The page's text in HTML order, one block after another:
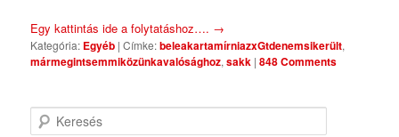
Egy kattintás ide a folytatáshoz…. →
Kategória: Egyéb |Címke:beleakartamírniazxGtdenemsikerült,
mármegintsemmiközünkavalósághoz,sakk |848 Comments
Keresés